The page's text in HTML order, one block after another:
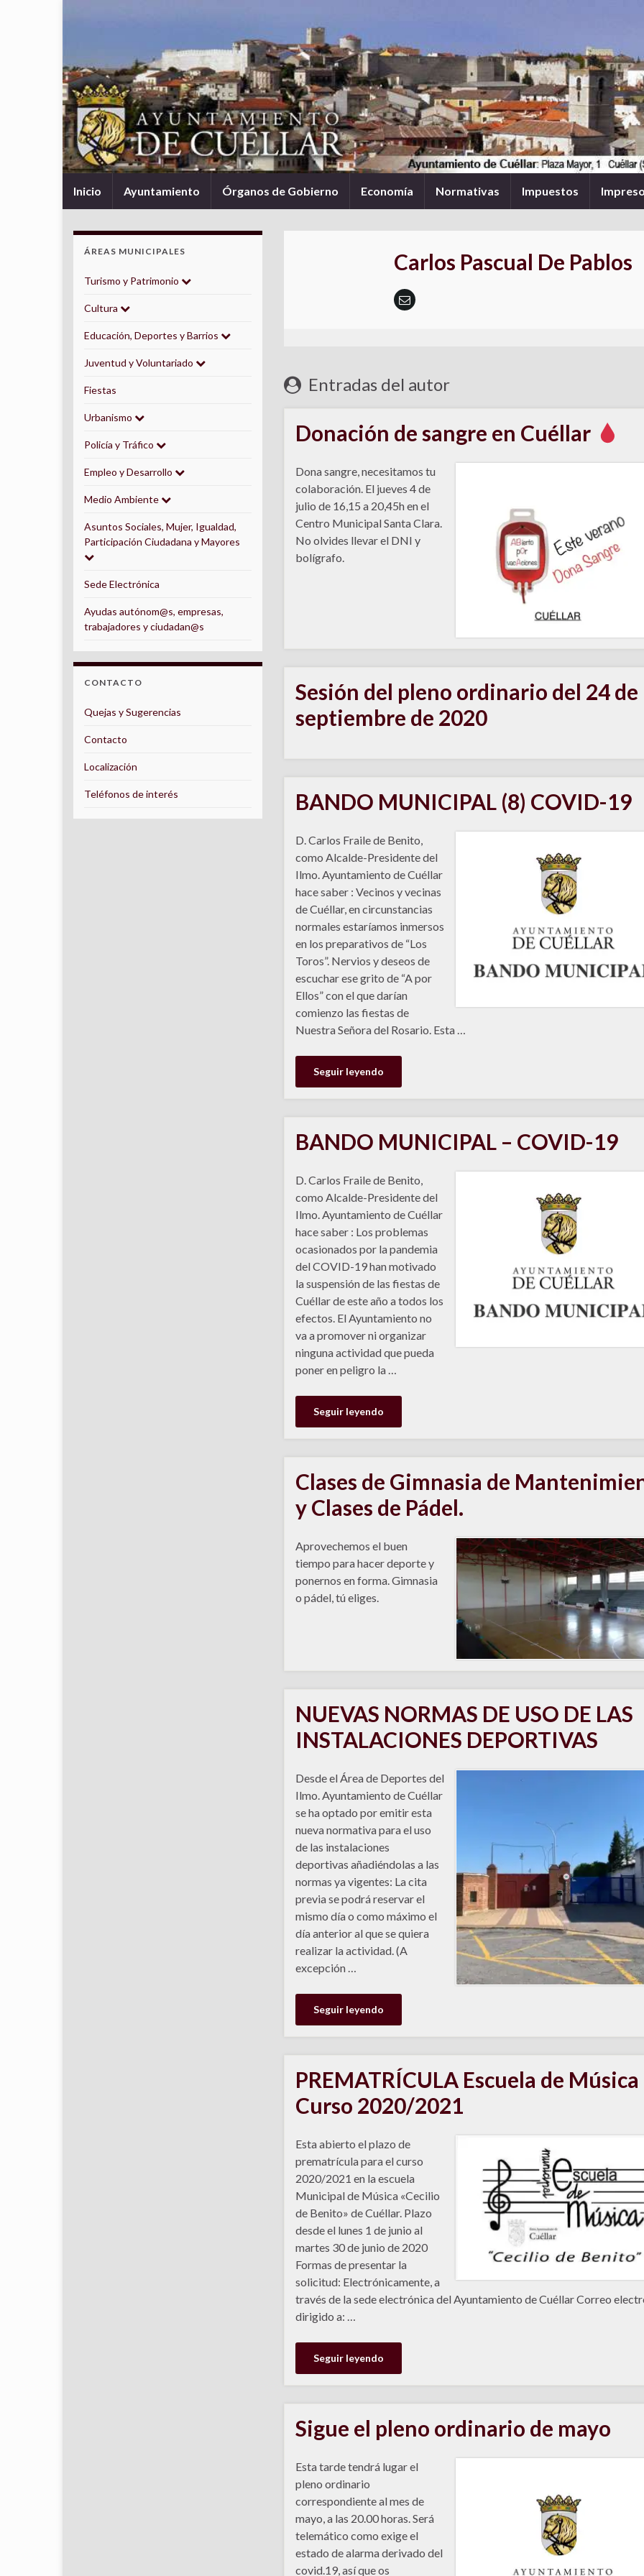
Inicio Ayuntamiento Órganos de Gobierno Economía Normativas Impuestos
Carlos Pascual De Pablos
Entradas del autor
Donación de sangre en Cuéllar
Dona sangre, necesitamos tu
colaboración. El jueves 4 de
julio de 16,15 a 20,45h en el
Centro Municipal Santa Clara.
No olvides llevar el DNI y
bolígrafo.
Sesión del pleno ordinario del 24 de
septiembre de 2020
BANDO MUNICIPAL (8) COVID-19
D. Carlos Fraile de Benito,
como Alcalde-Presidente del
Ilmo. Ayuntamiento de Cuéllar
hace saber : Vecinos y vecinas
de Cuéllar, en circunstancias
normales estaríamos inmersos
en los preparativos de “Los
Toros”. Nervios y deseos de
escuchar ese grito de “A por
Ellos” con el que darían
comienzo las fiestas de
Nuestra Señora del Rosario. Esta …
Seguir leyendo
BANDO MUNICIPAL – COVID-19
D. Carlos Fraile de Benito,
como Alcalde-Presidente del
Ilmo. Ayuntamiento de Cuéllar
hace saber : Los problemas
ocasionados por la pandemia
del COVID-19 han motivado
la suspensión de las fiestas de
Cuéllar de este año a todos los
efectos. El Ayuntamiento no
va a promover ni organizar
ninguna actividad que pueda
poner en peligro la …
Seguir leyendo
Clases de Gimnasia de
y Clases de Pádel.
Aprovechemos el buen
tiempo para hacer deporte y
ponernos en forma. Gimnasia
o pádel, tú eliges.
NUEVAS NORMAS DE USO DE LAS
INSTALACIONES DEPORTIVAS
Desde el Área de Deportes del
Ilmo. Ayuntamiento de Cuéllar
se ha optado por emitir esta
nueva normativa para el uso
de las instalaciones
deportivas añadiéndolas a las
normas ya vigentes: La cita
previa se podrá reservar el
mismo día o como máximo el
día anterior al que se quiera
realizar la actividad. (A
excepción …
Seguir leyendo
PREMATRÍCULA Escuela de Música
Curso 2020/2021
Esta abierto el plazo de
prematrícula para el curso
2020/2021 en la escuela
Municipal de Música «Cecilio
de Benito» de Cuéllar. Plazo
desde el lunes 1 de junio al
martes 30 de junio de 2020
Formas de presentar la
solicitud: Electrónicamente, a
través de la sede electrónica del Ayuntamiento de Cuéllar Correo
dirigido a: …
Seguir leyendo
Sigue el pleno ordinario de mayo
Esta tarde tendrá lugar el
pleno ordinario
correspondiente al mes de
mayo, a las 20.00 horas. Será
telemático como exige el
estado de alarma derivado del
covid.19, así que os
ÁREAS MUNICIPALES
Turismo y Patrimonio
Cultura
Educación, Deportes y Barrios
Juventud y Voluntariado
Fiestas
Urbanismo
Policía y Tráfico
Empleo y Desarrollo
Medio Ambiente
Asuntos Sociales, Mujer, Igualdad,
Participación Ciudadana y Mayores
Sede Electrónica
Ayudas autónom@s, empresas,
trabajadores y ciudadan@s
CONTACTO
Quejas y Sugerencias
Contacto
Localización
Teléfonos de interés